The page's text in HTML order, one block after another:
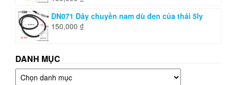
DN071 Dây chuyền nam dù đen của thái 5ly
150,000 ₫
DANH MỤC
Danh